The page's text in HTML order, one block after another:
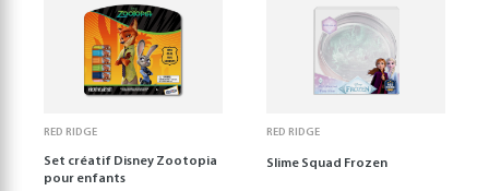
RED RIDGE
Set créatif Disney Zootopia
pour enfants
RED RIDGE
Slime Squad Frozen